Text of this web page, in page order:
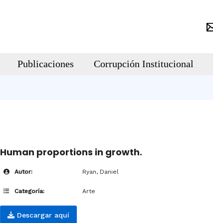
Publicaciones Corrupción Institucional
Human proportions in growth.
Autor: Ryan, Daniel
Categoría: Arte
Descargar aquí